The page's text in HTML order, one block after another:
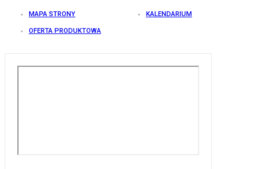
MAPA STRONY KALENDARIUM
OFERTA PRODUKTOWA